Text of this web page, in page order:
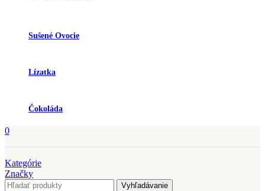
Sušené Ovocie
Lízatka
Čokoláda
0
Kategórie
Značky
Vyhľadávanie